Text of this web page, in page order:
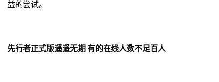
益的尝试。
先行者正式版遥遥无期 有的在线人数不足百人